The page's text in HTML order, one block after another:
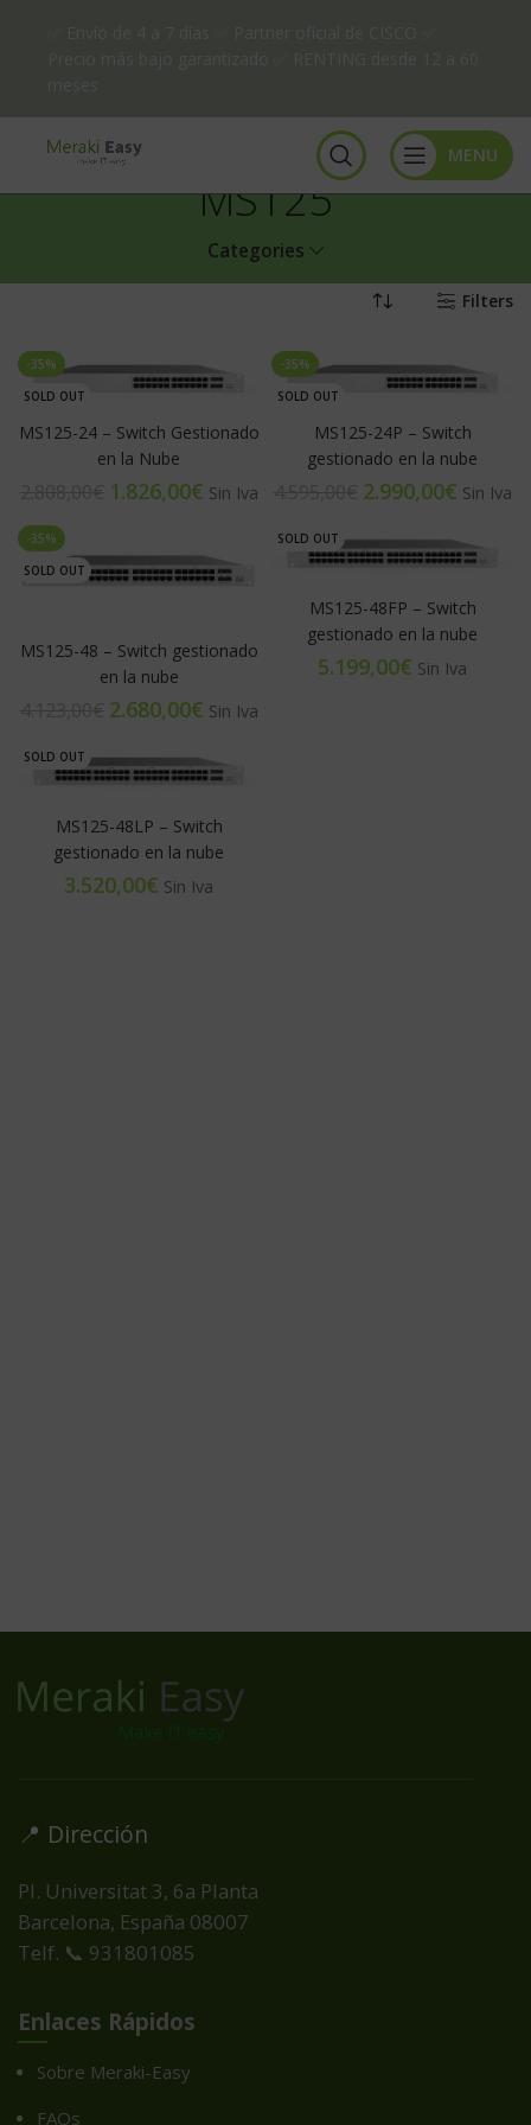
MENU
MS125
Categories
Filters
-35%
SOLD OUT
MS125-24 – Switch Gestionado
en la Nube
1.826,00€
-35%
SOLD OUT
MS125-24P – Switch
gestionado en la nube
2.990,00€
-35%
SOLD OUT
MS125-48 – Switch gestionado
en la nube
2.680,00€
SOLD OUT
MS125-48FP – Switch
gestionado en la nube
€
SOLD OUT
MS125-48LP – Switch
gestionado en la nube
€
📍 Dirección
Pl. Universitat 3, 6a Planta
Barcelona, España 08007
Telf. 📞 931801085
Enlaces Rápidos
Sobre Meraki-Easy
FAQs